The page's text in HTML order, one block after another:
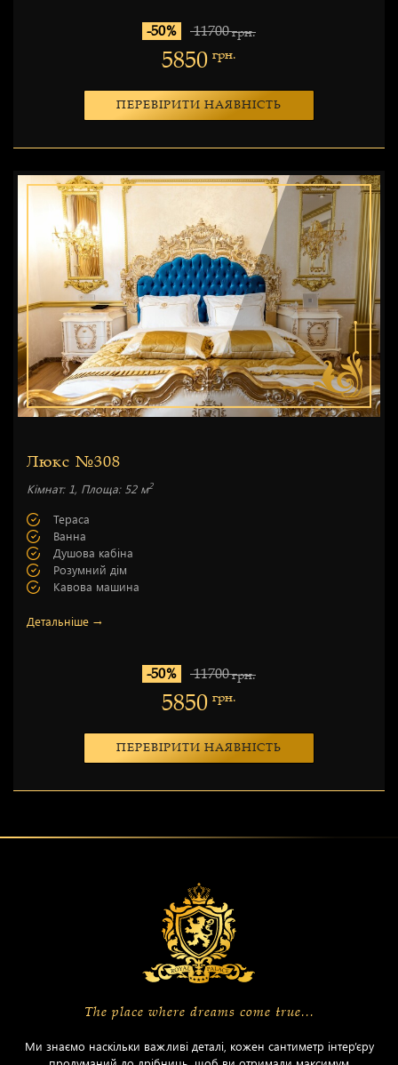
-50% 11700грн.
5850 грн.
ПЕРЕВІРИТИ НАЯВНІСТЬ
Люкс №308
Кімнат: 1, Площа: 52 м2
Тераса
Ванна
Душова кабіна
Розумний дім
Кавова машина
Детальніше →
-50% 11700грн.
5850 грн.
ПЕРЕВІРИТИ НАЯВНІСТЬ
The place where dreams come true...
Ми знаємо наскільки важливі деталі, кожен сантиметр інтер’єру